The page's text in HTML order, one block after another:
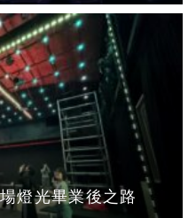
燈光畢業後之路